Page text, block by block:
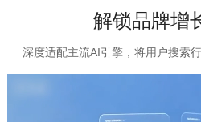
解锁品牌增
深度适配主流AI引擎，将用户搜索